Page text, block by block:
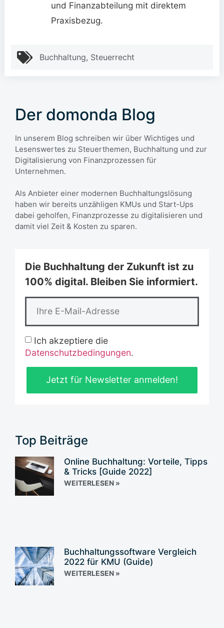
und Finanzabteilung mit direktem
Praxisbezug.
Buchhaltung, Steuerrecht
Der domonda Blog
In unserem Blog schreiben wir über Wichtiges und
Lesenswertes zu Steuerthemen, Buchhaltung und zur
Digitalisierung von Finanzprozessen für
Unternehmen.
Als Anbieter einer modernen Buchhaltungslösung
haben wir bereits unzähligen KMUs und Start-Ups
dabei geholfen, Finanzprozesse zu digitalisieren und
damit viel Zeit & Kosten zu sparen.
Die Buchhaltung der Zukunft ist zu
100% digital. Bleiben Sie informiert.
Ich akzeptiere die
Datenschutzbedingungen.
Jetzt für Newsletter anmelden!
Top Beiträge
Online Buchhaltung: Vorteile, Tipps
& Tricks [Guide 2022]
WEITERLESEN »
Buchhaltungssoftware Vergleich
2022 für KMU (Guide)
WEITERLESEN »